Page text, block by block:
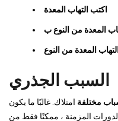
اكتب التهاب المعدة
المعدة من النوع ب
السبب الجذري
مختلفة امتلاك. غالبًا ما يكون
المزمنة ، ممكنًا فقط من